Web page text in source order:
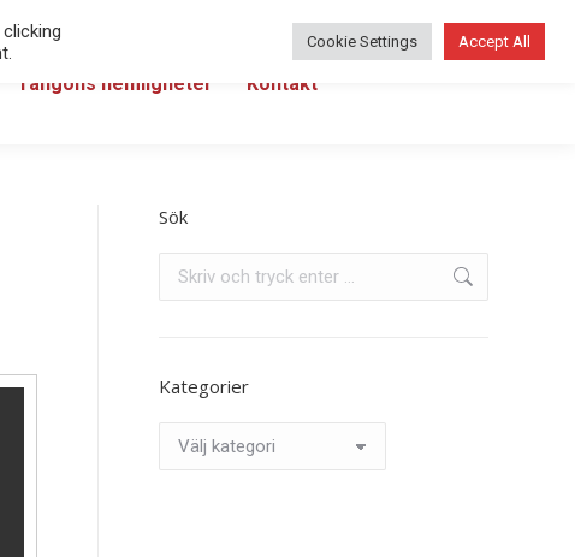
Tangons hemligheter Kontakt
Sök
Kategorier
Cookie Settings Accept All